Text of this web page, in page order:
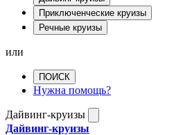
Приключенческие круизы
Речные круизы
или
ПОИСК
Нужна помощь?
Дайвинг-круизы
Дайвинг-круизы